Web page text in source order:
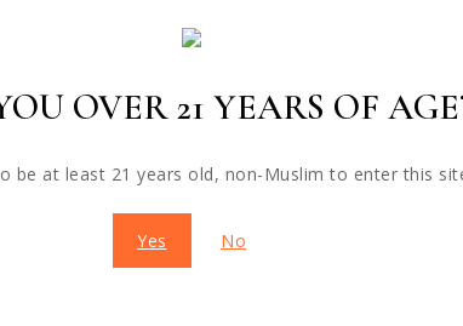
OVER 21 YEARS OF
be at least 21 years old, non-Muslim to enter this
Yes No
BUSINESS & BUDGET